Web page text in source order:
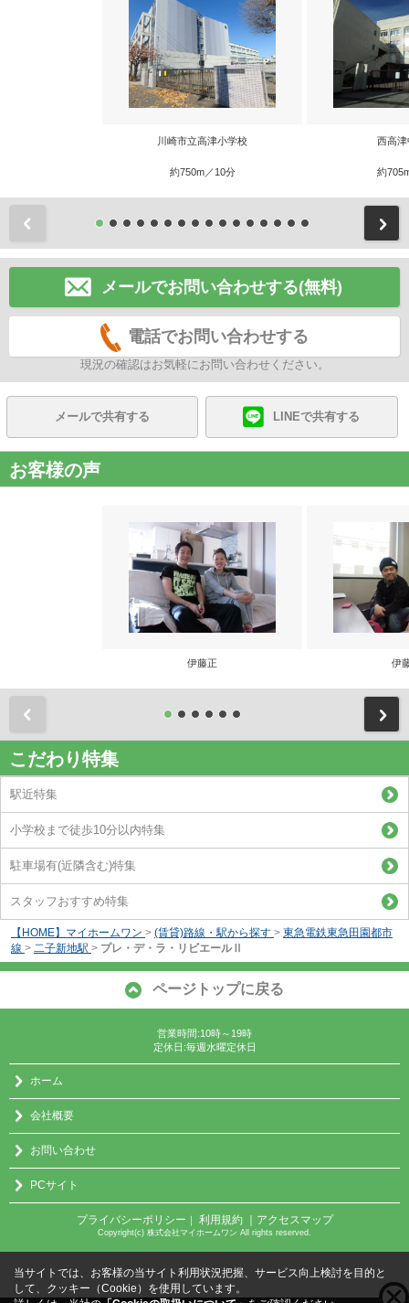
川崎市立高津小学校
約750m／10分
西高津
約
メールでお問い合わせする(無料)
電話でお問い合わせする
現況の確認はお気軽にお問い合わせください。
メールで共有する LINEで共有する
お客様の声
伊藤正 伊
こだわり特集
駅近特集
小学校まで徒歩10分以内特集
駐車場有(近隣含む)特集
スタッフおすすめ特集
【HOME】マイホームワン > (賃貸)路線・駅から探す > 東急電鉄東急田園都市
線 > 二子新地駅 > プレ・デ・ラ・リビエールⅡ
ページトップに戻る
営業時間:10時～19時
定休日:毎週水曜定休日
ホーム
会社概要
お問い合わせ
PCサイト
プライバシーポリシー 利用規約 ｜アクセスマップ
Copyright(c) 株式会社マイホームワン All rights reserved.
当サイトでは、お客様の当サイト利用状況把握、サービス向上検討を目的と
して、クッキー（Cookie）を使用しています。